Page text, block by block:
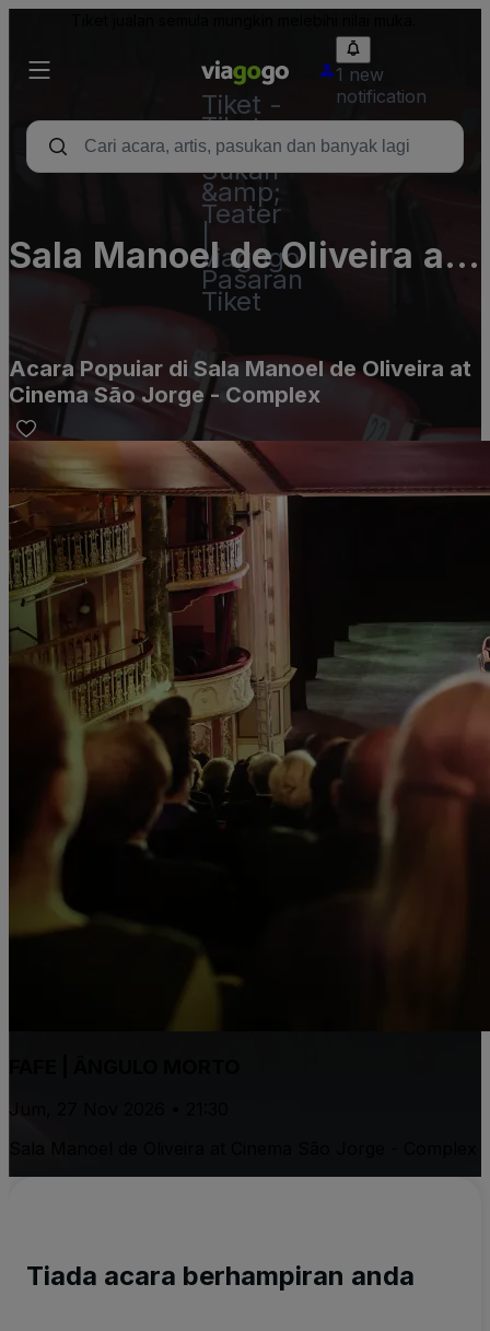
Tiket -
Tiket
Konsert,
Sukan
&amp;
Teater
viagogo
Pasaran
Tiket
1 new
notification
Sala Manoel de Oliveira at
Cinema São Jorge -
Acara Popuiar di Sala Manoel de Oliveira at
Cinema São Jorge - Complex
Jum, 27 Nov 2026 • 21:30
Tiada acara berhampiran anda